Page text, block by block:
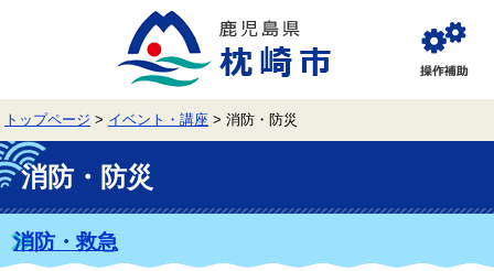
で
す。
ば
し
て
本
文
覧
補
トップページ > イベント・講座 > 消防・防災
本
文 消防・防災
消防・救急